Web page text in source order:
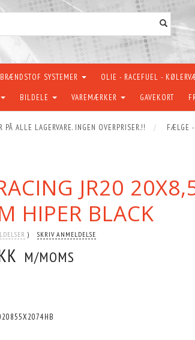
BRÆNDSTOF SYSTEMER OLIE - RACEFUEL -
BILDELE VAREMÆRKER GAVEKORT
ALLE LAGERVARE. INGEN OVERPRISER.!! FÆLGE
JR20
HIPER BLACK
SKRIV ANMELDELSE
M/MOMS